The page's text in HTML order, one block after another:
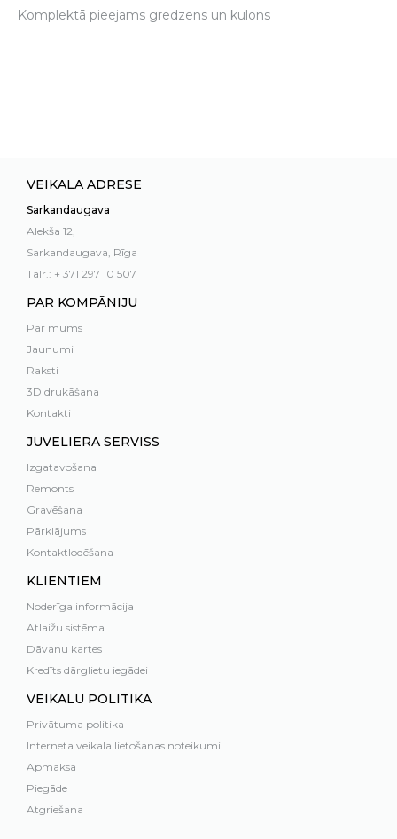
Komplektā pieejams gredzens un kulons
VEIKALA ADRESE
Sarkandaugava
Alekša 12,
Sarkandaugava, Rīga
Tālr.: + 371 297 10 507
PAR KOMPĀNIJU
Par mums
Jaunumi
Raksti
3D drukāšana
Kontakti
JUVELIERA SERVISS
Izgatavošana
Remonts
Gravēšana
Pārklājums
Kontaktlodēšana
KLIENTIEM
Noderīga informācija
Atlaižu sistēma
Dāvanu kartes
Kredīts dārglietu iegādei
VEIKALU POLITIKA
Privātuma politika
Interneta veikala lietošanas noteikumi
Apmaksa
Piegāde
Atgriešana